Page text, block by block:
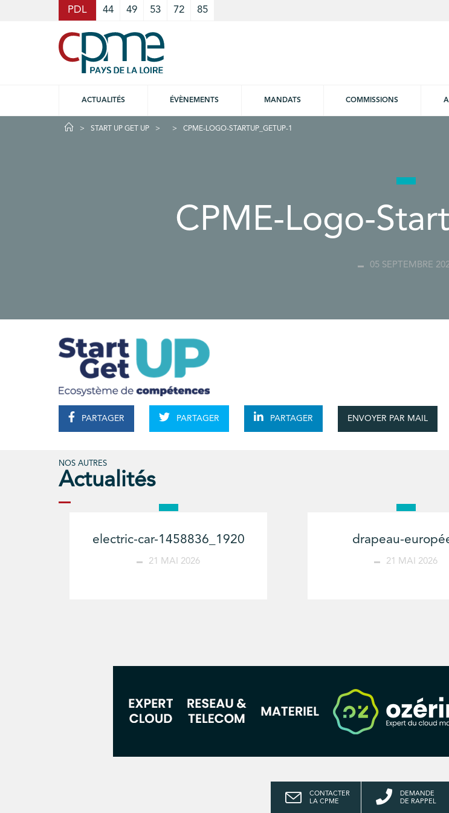
PDL 44 49 53 72 85
ACTUALITÉS ÉVÈNEMENTS MANDATS COMMISSIONS
START UP GET UP CPME-LOGO-STARTUP_GETUP-1
CPME-Logo-
05 SEPTEMBRE
PARTAGER PARTAGER PARTAGER ENVOYER PAR MAIL
NOS AUTRES
Actualités
electric-car-1458836_1920
21 MAI 2026
drapeau-
21 MAI 2026
CONTACTER
LA CPME
DEMANDE
DE RAPPEL
Cookies management panel